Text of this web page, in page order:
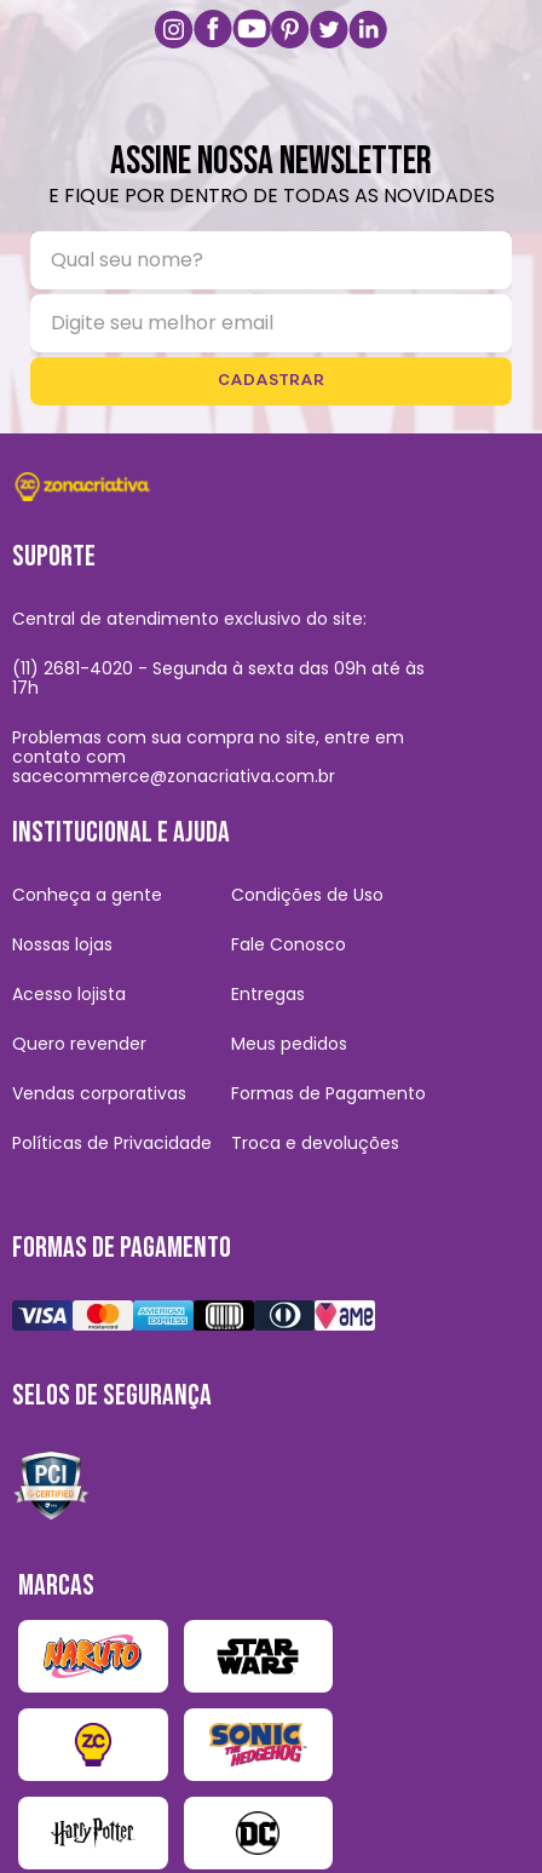
ASSINE NOSSA NEWSLETTER
E FIQUE POR DENTRO DE TODAS AS NOVIDADES
CADASTRAR
SUPORTE
Central de atendimento exclusivo do site:
(11) 2681-4020 - Segunda à sexta das 09h até às
17h
Problemas com sua compra no site, entre em
contato com
sacecommerce@zonacriativa.com.br
INSTITUCIONAL E AJUDA
Conheça a gente
Nossas lojas
Acesso lojista
Quero revender
Vendas corporativas
Políticas de Privacidade
Condições de Uso
Fale Conosco
Entregas
Meus pedidos
Formas de Pagamento
Troca e devoluções
FORMAS DE PAGAMENTO
SELOS DE SEGURANÇA
MARCAS